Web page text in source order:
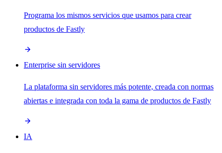
Programa los mismos servicios que usamos para crear
productos de Fastly
Enterprise sin servidores
La plataforma sin servidores más potente, creada con normas
abiertas e integrada con toda la gama de productos de Fastly
IA